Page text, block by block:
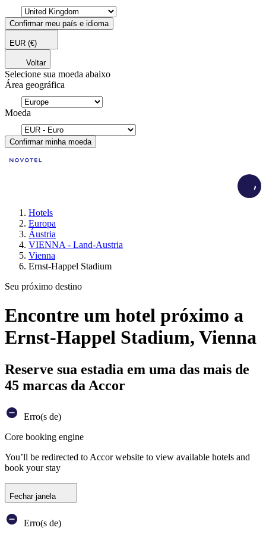
Confirmar meu país e idioma
EUR (€)
Voltar
Selecione sua moeda abaixo
Área geográfica
Moeda
Confirmar minha moeda
Hotels
Europa
Áustria
VIENNA - Land-Austria
Vienna
Ernst-Happel Stadium
Seu próximo destino
Encontre um hotel próximo a
Ernst-Happel Stadium, Vienna
Reserve sua estadia em uma das mais de
45 marcas da Accor
Erro(s de)
Core booking engine
You’ll be redirected to Accor website to view available hotels and
book your stay
Fechar janela
Erro(s de)